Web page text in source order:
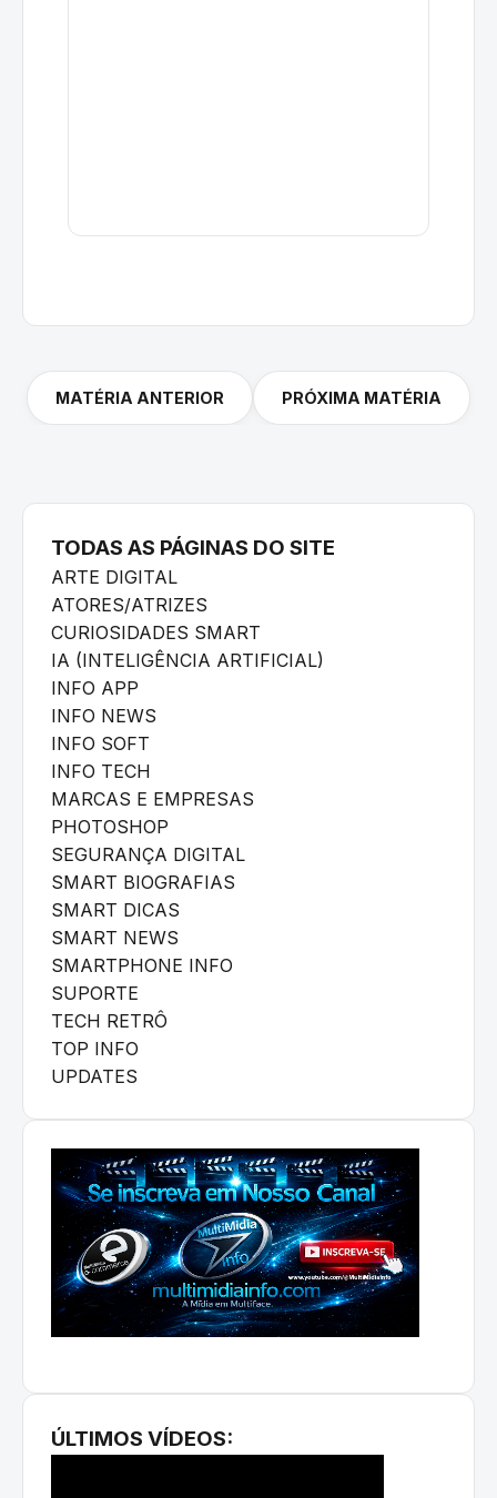
MATÉRIA ANTERIOR PRÓXIMA MATÉRIA
TODAS AS PÁGINAS DO SITE
ARTE DIGITAL
ATORES/ATRIZES
CURIOSIDADES SMART
IA (INTELIGÊNCIA ARTIFICIAL)
INFO APP
INFO NEWS
INFO SOFT
INFO TECH
MARCAS E EMPRESAS
PHOTOSHOP
SEGURANÇA DIGITAL
SMART BIOGRAFIAS
SMART DICAS
SMART NEWS
SMARTPHONE INFO
SUPORTE
TECH RETRÔ
TOP INFO
UPDATES
ÚLTIMOS VÍDEOS: